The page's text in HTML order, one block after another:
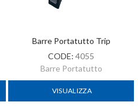
Barre Portatutto Trip
CODE: 4055
Barre Portatutto
VISUALIZZA